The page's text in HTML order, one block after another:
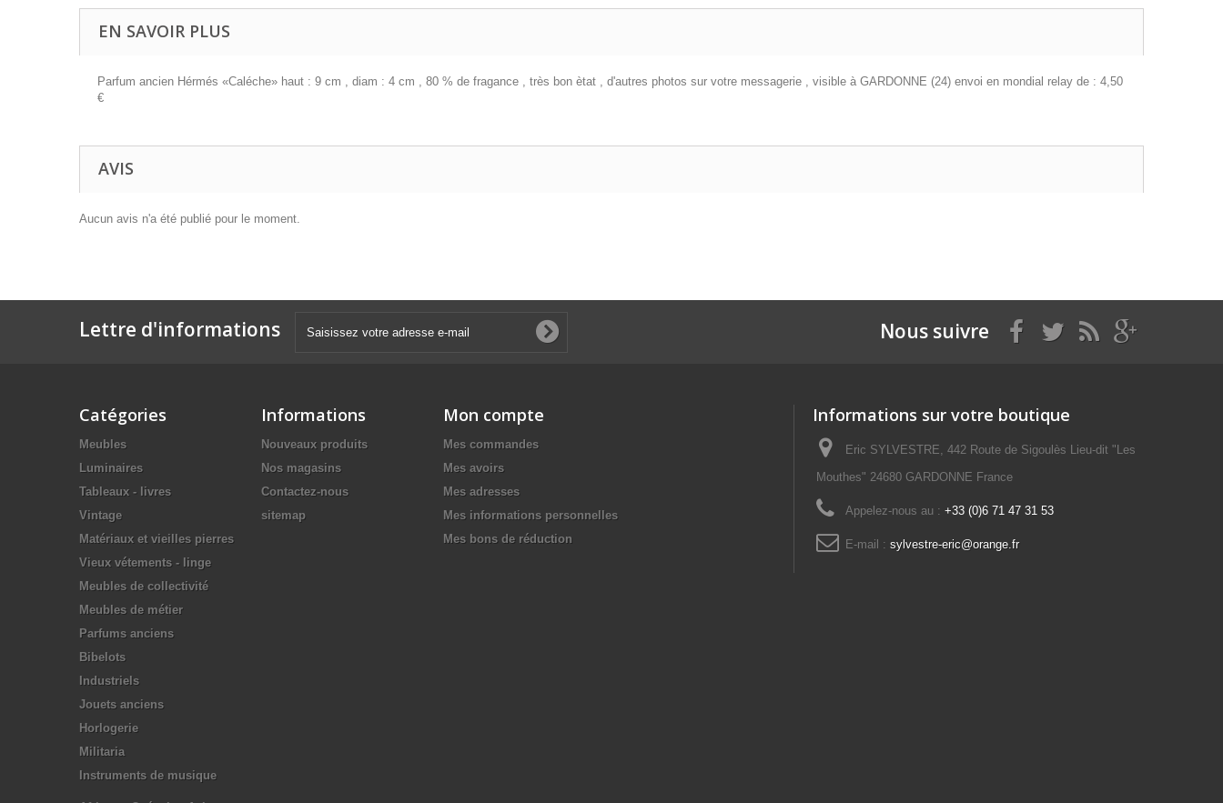
EN SAVOIR PLUS
Parfum ancien Hérmés «Caléche» haut : 9 cm , diam : 4 cm , 80 % de fragance , très bon ètat , d'autres photos sur votre messagerie , visible à GARDONNE (24) envoi en mondial relay de : 4,50
€
AVIS
Aucun avis n'a été publié pour le moment.
Lettre d'informations Nous suivre
Catégories
Meubles
Luminaires
Tableaux - livres
Vintage
Matériaux et vieilles pierres
Vieux vétements - linge
Meubles de collectivité
Meubles de métier
Parfums anciens
Bibelots
Industriels
Jouets anciens
Horlogerie
Militaria
Instruments de musique
Informations
Nouveaux produits
Nos magasins
Contactez-nous
sitemap
Mon compte
Mes commandes
Mes avoirs
Mes adresses
Mes informations personnelles
Mes bons de réduction
Informations sur votre boutique
Eric SYLVESTRE, 442 Route de Sigoulès Lieu-dit "Les
Mouthes" 24680 GARDONNE France
Appelez-nous au : +33 (0)6 71 47 31 53
E-mail : sylvestre-eric@orange.fr